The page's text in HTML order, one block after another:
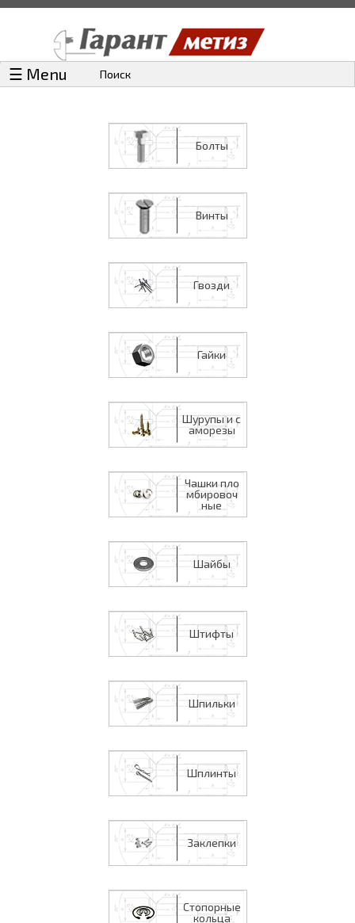
☰ Menu Поиск
Болты
Винты
Гвозди
Гайки
Шурупы и с
аморезы
Чашки пло
мбировоч
ные
Шайбы
Штифты
Шпильки
Шплинты
Заклепки
Стопорные
кольца